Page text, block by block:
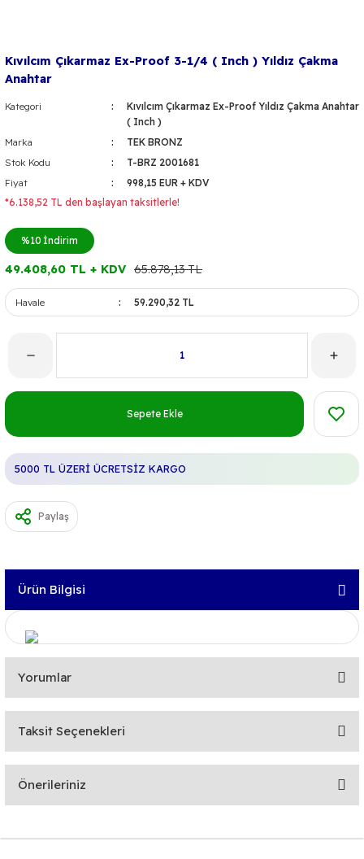
Kıvılcım Çıkarmaz Ex-Proof 3-1/4 ( Inch ) Yıldız Çakma
Anahtar
Kategori
Kıvılcım Çıkarmaz Ex-Proof Yıldız Çakma Anahtar
( Inch )
Marka
TEK BRONZ
Stok Kodu
T-BRZ 2001681
Fiyat
998,15 EUR + KDV
*6.138,52 TL den başlayan taksitlerle!
%10 İndirim
49.408,60 TL + KDV 65.878,13 TL
Havale 59.290,32 TL
Sepete Ekle
5000 TL ÜZERİ ÜCRETSİZ KARGO
Paylaş
Ürün Bilgisi
Yorumlar
Bu ürüne ilk yorumu siz yapın!
Taksit Seçenekleri
Önerileriniz